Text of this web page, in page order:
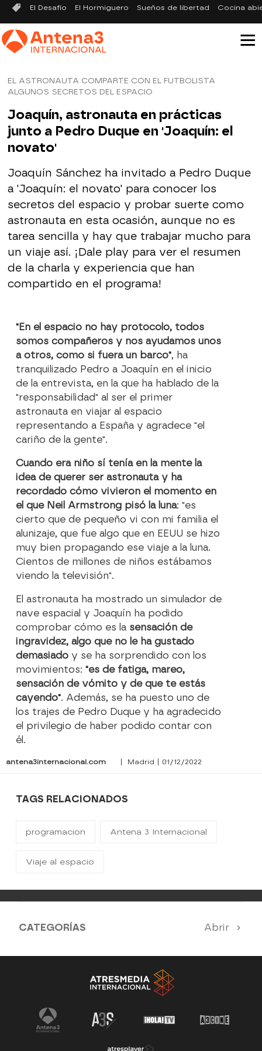
El Desafío El Hormiguero Sueños de libertad Cocina
EL ASTRONAUTA COMPARTE CON EL FUTBOLISTA
ALGUNOS SECRETOS DEL ESPACIO
Joaquín, astronauta en prácticas
junto a Pedro Duque en 'Joaquín: el
novato'
Joaquín Sánchez ha invitado a Pedro Duque
a 'Joaquín: el novato' para conocer los
secretos del espacio y probar suerte como
astronauta en esta ocasión, aunque no es
tarea sencilla y hay que trabajar mucho para
un viaje así. ¡Dale play para ver el resumen
de la charla y experiencia que han
compartido en el programa!
"En el espacio no hay protocolo, todos
somos compañeros y nos ayudamos unos
a otros, como si fuera un barco", ha
tranquilizado Pedro a Joaquín en el inicio
de la entrevista, en la que ha hablado de la
"responsabilidad" al ser el primer
astronauta en viajar al espacio
representando a España y agradece "el
cariño de la gente".
Cuando era niño sí tenía en la mente la
idea de querer ser astronauta y ha
recordado cómo vivieron el momento en
el que Neil Armstrong pisó la luna: "es
cierto que de pequeño vi con mi familia el
alunizaje, que fue algo que en EEUU se hizo
muy bien propagando ese viaje a la luna.
Cientos de millones de niños estábamos
viendo la televisión".
El astronauta ha mostrado un simulador de
nave espacial y Joaquín ha podido
comprobar cómo es la sensación de
ingravidez, algo que no le ha gustado
demasiado y se ha sorprendido con los
movimientos: "es de fatiga, mareo,
sensación de vómito y de que te estás
cayendo". Además, se ha puesto uno de
los trajes de Pedro Duque y ha agradecido
el privilegio de haber podido contar con
él.
antena3internacional.com | Madrid | 01/12/2022
TAGS RELACIONADOS
programacion Antena 3 Internacional
Viaje al espacio
CATEGORÍAS Abrir
Antena 3 Noticias El Hormiguero
Tu cara me suena Pasapalabra